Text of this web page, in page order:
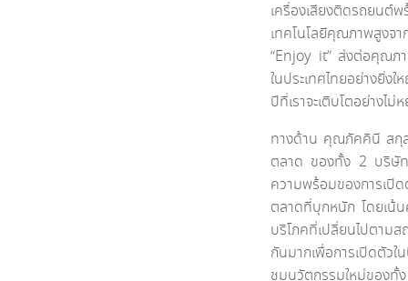
เครื่องเสียงติดรถ
เทคโนโลยีคุณภาพสูงจ
“Enjoy it” ส่งต่อคุณภ
ในประเทศไทยอย่างยิ่ง
ปีที่เราจะเติบโตอย่างไม่
ทางด้าน คุณภัคคินี สกุล
ตลาด ของทั้ง 2 บริษั
ความพร้อมของการเ
ตลาดที่บุกหนัก โดยเน้
บริโภคที่เปลี่ยนไปตา
กันมากเพื่อการเปิดตัว
ชมนวัตกรรมใหม่ของทั้